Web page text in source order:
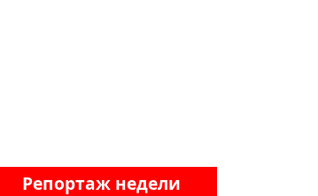
Репортаж недели